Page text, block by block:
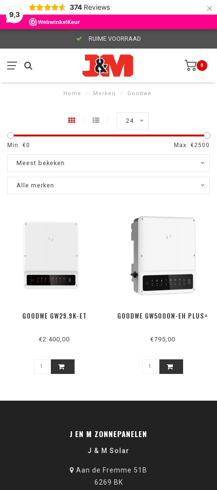
9,3
374 Reviews ×
RUIME VOORRAAD
0
Home / Merken / Goodwe
24
Min: €0 Max: €2500
Meest bekeken
Alle merken
GOODWE GW29.9K-ET
€2.400,00
GOODWE GW5000N-EH PLUS+
€795,00
J EN M ZONNEPANELEN
J & M Solar
Aan de Fremme 51B
6269 BK